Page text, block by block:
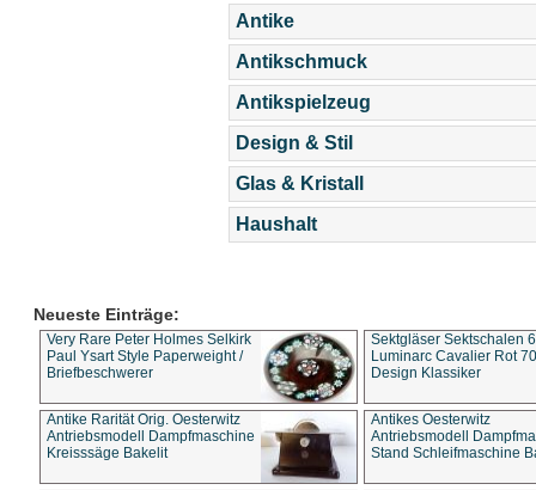
Antike
Antikschmuck
Antikspielzeug
Design & Stil
Glas & Kristall
Haushalt
Neueste Einträge:
Very Rare Peter Holmes Selkirk
Paul Ysart Style Paperweight /
Briefbeschwerer
Sektgläser Sektschalen
Luminarc Cavalier Rot
Design Klassiker
Antike Rarität Orig. Oesterwitz
Antriebsmodell Dampfmaschine
Kreisssäge Bakelit
Antikes Oesterwitz
Antriebsmodell
Stand Schleifmaschine